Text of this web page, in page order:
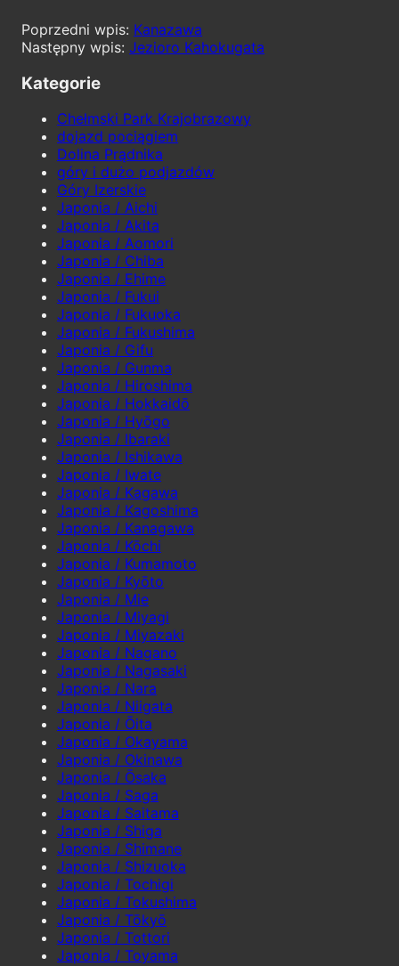
Kanazawa
Jezioro Kahokugata
Kategorie
Chełmski Park Krajobrazowy
dojazd pociągiem
Dolina Prądnika
góry i dużo podjazdów
Góry Izerskie
Japonia / Aichi
Japonia / Akita
Japonia / Aomori
Japonia / Chiba
Japonia / Ehime
Japonia / Fukui
Japonia / Fukuoka
Japonia / Fukushima
Japonia / Gifu
Japonia / Gunma
Japonia / Hiroshima
Japonia / Hokkaidō
Japonia / Hyōgo
Japonia / Ibaraki
Japonia / Ishikawa
Japonia / Iwate
Japonia / Kagawa
Japonia / Kagoshima
Japonia / Kanagawa
Japonia / Kōchi
Japonia / Kumamoto
Japonia / Kyōto
Japonia / Mie
Japonia / Miyagi
Japonia / Miyazaki
Japonia / Nagano
Japonia / Nagasaki
Japonia / Nara
Japonia / Niigata
Japonia / Ōita
Japonia / Okayama
Japonia / Okinawa
Japonia / Ōsaka
Japonia / Saga
Japonia / Saitama
Japonia / Shiga
Japonia / Shimane
Japonia / Shizuoka
Japonia / Tochigi
Japonia / Tokushima
Japonia / Tōkyō
Japonia / Tottori
Japonia / Toyama